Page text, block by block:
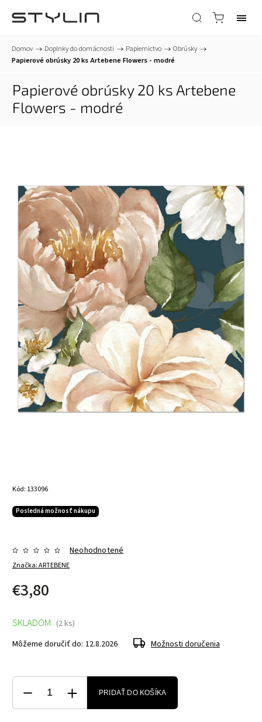
Domov / Doplnky do domácnosti / Papiernictvo / Obrúsky /
Papierové obrúsky 20 ks Artebene Flowers - modré
Papierové obrúsky 20 ks Artebene
Flowers - modré
Kód: 133096
Posledná možnosť nákupu
Značka:ARTEBENE
Neohodnotené
€3,80
SKLADOM (2 ks)
Môžeme doručiť do: 12.8.2026 Možnosti doručenia
PRIDAŤ DO KOŠÍKA